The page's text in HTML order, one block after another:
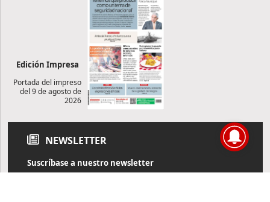
Edición Impresa
Portada del impreso
del 9 de agosto de
2026
NEWSLETTER
Suscríbase a nuestro newsletter
Reciba diariamente información de actualidad directamente en